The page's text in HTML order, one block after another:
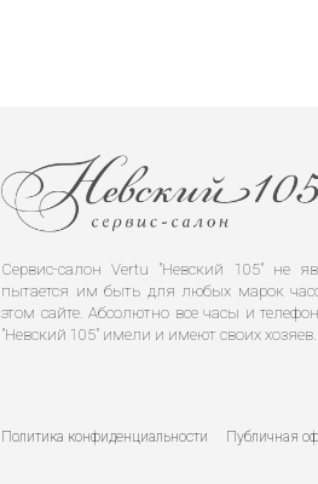
Сервис-салон Vertu "Невский 105" не
пытается им быть для любых марок
этом сайте. Абсолютно все часы и
"Невский 105" имели и имеют своих хозяев.
Политика конфиденциальности Публичная